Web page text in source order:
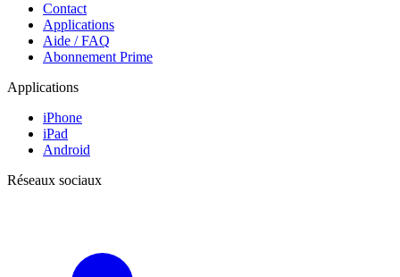
Contact
Applications
Aide / FAQ
Abonnement Prime
Applications
iPhone
iPad
Android
Réseaux sociaux